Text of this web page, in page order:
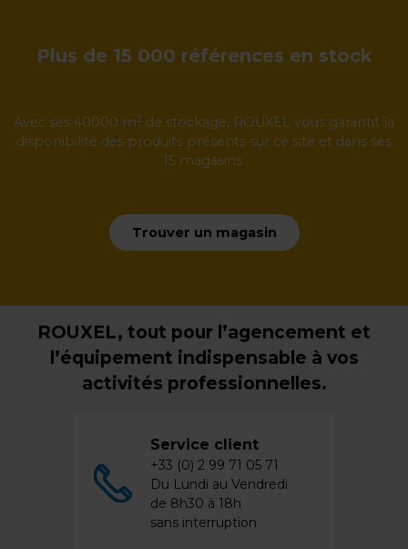
Plus de 15 000 références en stock
Avec ses 40000 m2 de stockage, ROUXEL vous garantit la
disponibilité des produits présents sur ce site et dans ses
15 magasins.
Trouver un magasin
ROUXEL, tout pour l’agencement et
l’équipement indispensable à vos
activités professionnelles.
Service client
+33 (0) 2 99 71 05 71
Du Lundi au Vendredi
de 8h30 à 18h
sans interruption